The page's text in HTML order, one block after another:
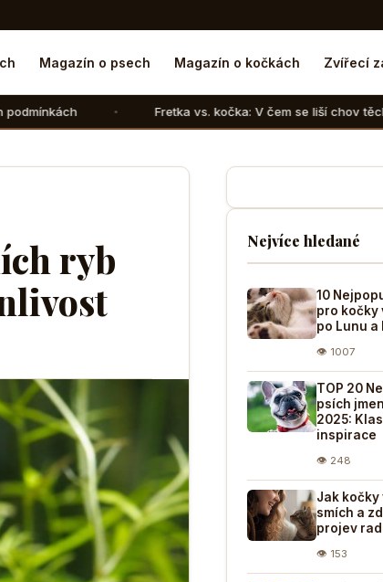
Magazín o psech Magazín o kočkách Zvířecí
Fretka vs. kočka: V čem se liší chov těchto dvou šelem a
ryb
Nejvíce hledané
10
pro kočky
po Lunu a
👁 1007
TOP 20
psích
2025:
inspirace
👁 248
Jak
smích a
projev
👁 153